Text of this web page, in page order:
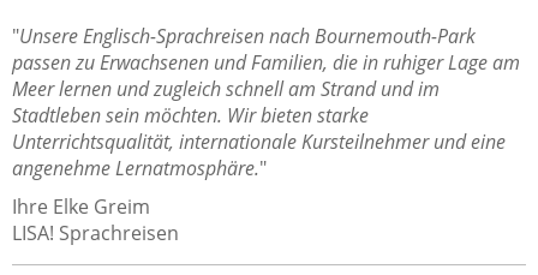
"Unsere Englisch-Sprachreisen nach Bournemouth-Park
passen zu Erwachsenen und Familien, die in ruhiger Lage am
Meer lernen und zugleich schnell am Strand und im
Stadtleben sein möchten. Wir bieten starke
Unterrichtsqualität, internationale Kursteilnehmer und eine
angenehme Lernatmosphäre."
Ihre Elke Greim
LISA! Sprachreisen